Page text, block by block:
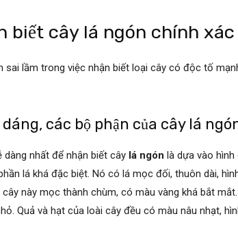
biết cây lá ngón chính
sai lầm trong việc nhận biết loại cây có độc tố
các bộ phận của cây lá
dàng nhất để nhận biết cây lá ngón là dựa vào hình
lá khá đặc biệt. Nó có lá mọc đối, thuôn dài,
cây này mọc thành chùm, có màu vàng khá bắt
Quả và hạt của loài cây đều có màu nâu nhạt,